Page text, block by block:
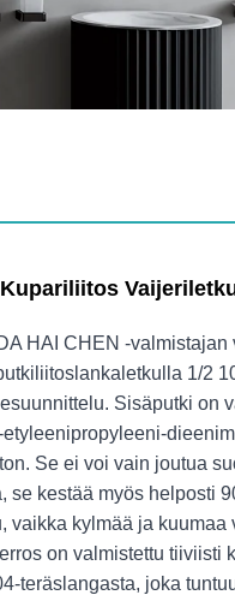
HAI CHEN -
1/2
Sisäputki on
etyleenipropyleeni-
Se ei voi vain joutua
se kestää myös helposti
vaikka kylmää ja kuumaa
on valmistettu tiiviisti
teräslangasta, joka